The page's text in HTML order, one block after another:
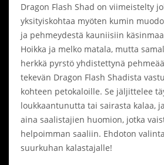
Dragon Flash Shad on viimeistelty
yksityiskohtaa myöten kumin
ja pehmeydestä kauniisiin
Hoikka ja melko matala, mutta
herkkä pyrstö yhdistettynä
tekevän Dragon Flash Shadista
kohteen petokaloille. Se jäljittelee
loukkaantunutta tai sairasta kalaa,
aina saalistajien huomion, jotka
helpoimman saaliin. Ehdoton
suurkuhan kalastajalle!